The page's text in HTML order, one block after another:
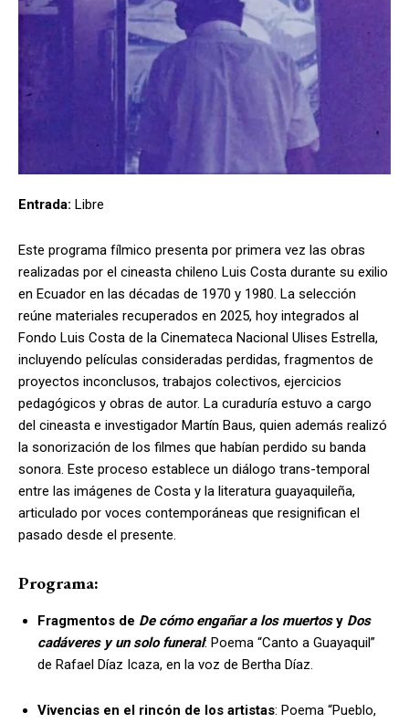
Entrada: Libre
Este programa fílmico presenta por primera vez las obras
realizadas por el cineasta chileno Luis Costa durante su exilio
en Ecuador en las décadas de 1970 y 1980. La selección
reúne materiales recuperados en 2025, hoy integrados al
Fondo Luis Costa de la Cinemateca Nacional Ulises Estrella,
incluyendo películas consideradas perdidas, fragmentos de
proyectos inconclusos, trabajos colectivos, ejercicios
pedagógicos y obras de autor. La curaduría estuvo a cargo
del cineasta e investigador Martín Baus, quien además realizó
la sonorización de los filmes que habían perdido su banda
sonora. Este proceso establece un diálogo trans-temporal
entre las imágenes de Costa y la literatura guayaquileña,
articulado por voces contemporáneas que resignifican el
pasado desde el presente.
Programa:
Fragmentos de De cómo engañar a los muertosy Dos
cadáveres y un solo funeral: Poema “Canto a Guayaquil”
de Rafael Díaz Icaza, en la voz de Bertha Díaz.
Vivencias en el rincón de los artistas: Poema “Pueblo,